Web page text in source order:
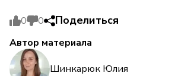
0 0 Поделиться
Автор материала
Шинкарюк Юлия